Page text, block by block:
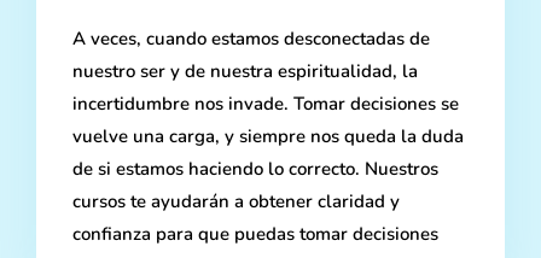
A veces, cuando estamos desconectadas de
nuestro ser y de nuestra espiritualidad, la
incertidumbre nos invade. Tomar decisiones se
vuelve una carga, y siempre nos queda la duda
de si estamos haciendo lo correcto. Nuestros
cursos te ayudarán a obtener claridad y
confianza para que puedas tomar decisiones